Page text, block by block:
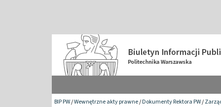
BIP PW/Wewnętrzne akty prawne/Dokumenty Rektora PW/